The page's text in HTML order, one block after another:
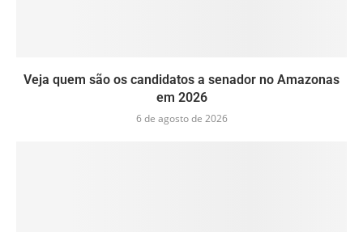
Veja quem são os candidatos a senador no Amazonas
em 2026
6 de agosto de 2026